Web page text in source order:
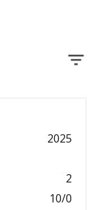
2025
2
10/0